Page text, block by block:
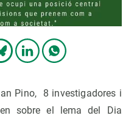
Pino, 8 investigadores i
sobre el lema del Dia